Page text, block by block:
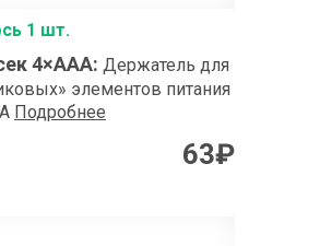
1 шт.
4×АAA: Держатель для
элементов питания
Подробнее
63₽